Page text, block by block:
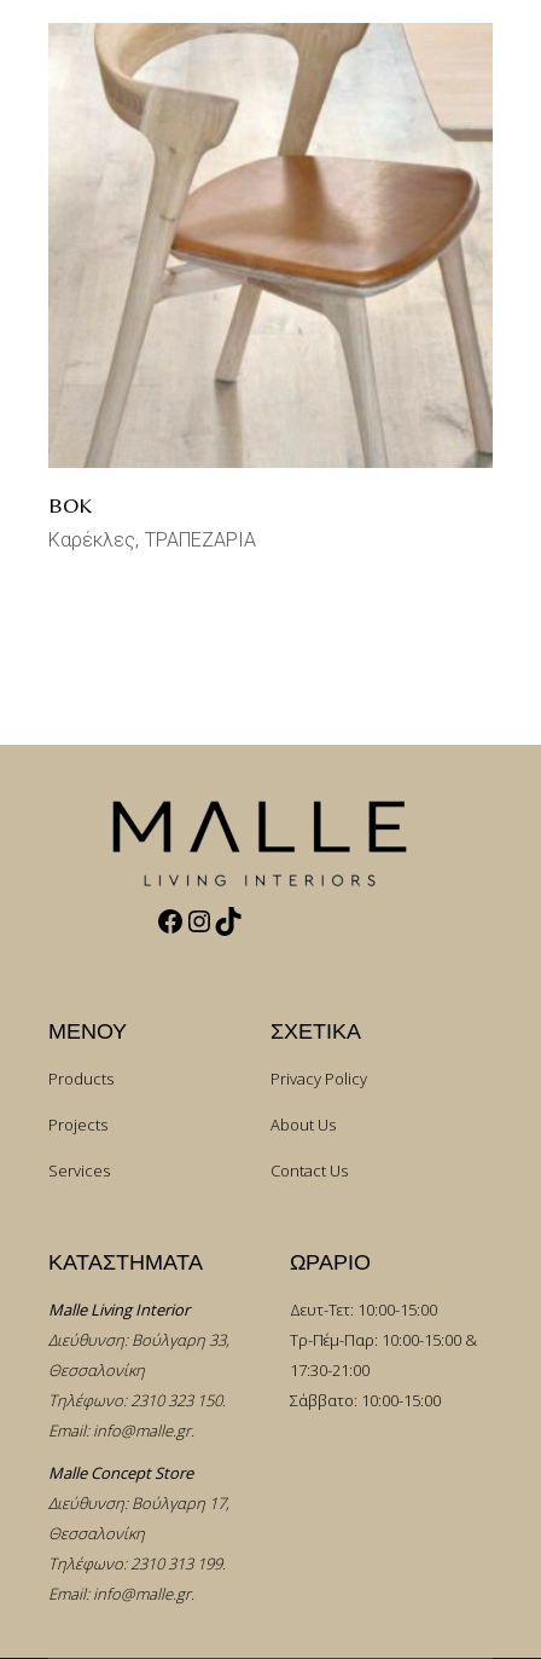
BOK
Καρέκλες ΤΡΑΠΕΖΑΡΙΑ
Facebook
Instagram
TikTok
ΜΕΝΟΥ
Products
Projects
Services
ΣΧΕΤΙΚΑ
Privacy Policy
About Us
Contact Us
ΚΑΤΑΣΤΗΜΑΤΑ
Malle Living Interior
Διεύθυνση: Βούλγαρη 33,
Θεσσαλονίκη
Τηλέφωνο:2310 323 150.
Email:info@malle.gr.
Malle Concept Store
Διεύθυνση: Βούλγαρη 17,
Θεσσαλονίκη
Τηλέφωνο:2310 313 199.
Email:info@malle.gr.
ΩΡΑΡΙΟ
Δευτ-Τετ: 10:00-15:00
Τρ-Πέμ-Παρ: 10:00-15:00 &
17:30-21:00
Σάββατο: 10:00-15:00